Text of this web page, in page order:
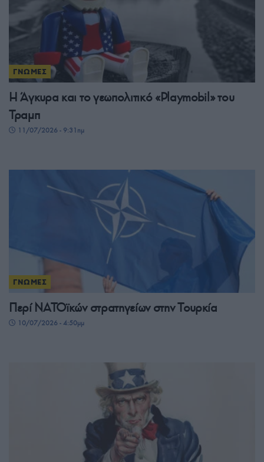
ΓΝΩΜΕΣ
Η Άγκυρα και το γεωπολιτικό «Playmobil» του
Τραμπ
11/07/2026 - 9:31πμ
ΓΝΩΜΕΣ
Περί ΝΑΤΟϊκών στρατηγείων στην Τουρκία
10/07/2026 - 4:50μμ